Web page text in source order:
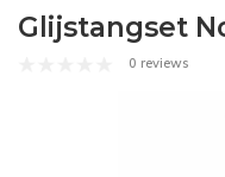
Glijstangset
0 reviews